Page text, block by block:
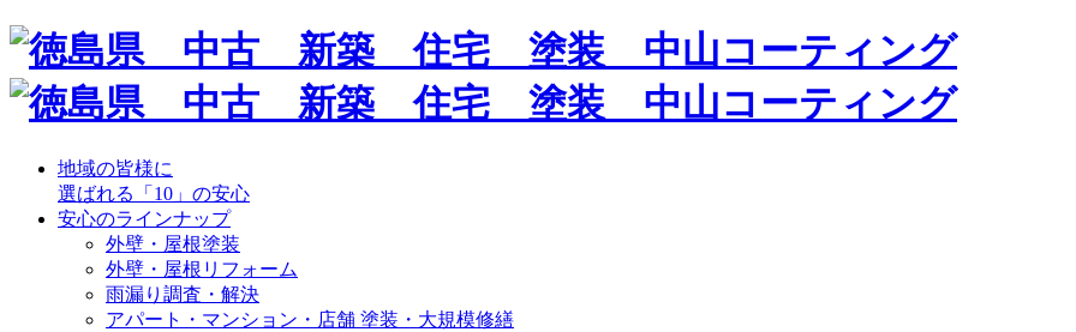
地域の皆様に
選ばれる「10」の安心
安心のラインナップ
外壁・屋根塗装
外壁・屋根リフォーム
雨漏り調査・解決
アパート・マンション・店舗 塗装・大規模修繕